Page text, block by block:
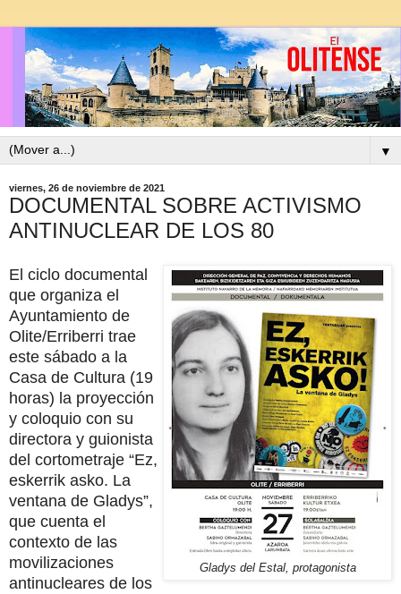
▼
viernes, 26 de noviembre de 2021
DOCUMENTAL SOBRE ACTIVISMO
ANTINUCLEAR DE LOS 80
Gladys del Estal, protagonista
El ciclo documental
que organiza el
Ayuntamiento de
Olite/Erriberri trae
este sábado a la
Casa de Cultura (19
horas) la proyección
y coloquio con su
directora y guionista
del cortometraje “Ez,
eskerrik asko. La
ventana de Gladys”,
que cuenta el
contexto de las
movilizaciones
antinucleares de los